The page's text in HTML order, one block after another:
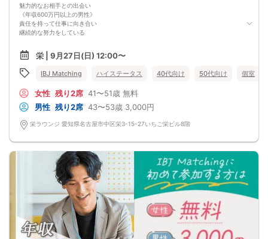
魅力的なお相手との出会い
《年収600万円以上の男性》
責任を持って仕事に向き合い
継続的な努力をしている
《容姿を褒められる方》
笑顔が素敵、肌/髪がキレイ、スタイルが良いなど
はじめましてから好印象洗練された出会いを栄ラウンジで
栄 | 9月27日(日) 12:00〜
IBJ Matching ハイステータス 40代向け 50代向け 個室
女性 残り2席 41〜51歳 無料
男性 残り2席 43〜53歳 3,000円
栄ラウンジ 愛知県名古屋市中区栄3-15-27いちご栄ビル8階